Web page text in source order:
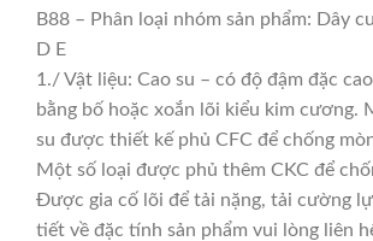
B88 – Phân loại nhóm sản phẩm: Dây
D E
1./ Vật liệu: Cao su – có độ đậm đặc
bằng bố hoặc xoắn lõi kiểu kim cương.
su được thiết kế phủ CFC để chống
Một số loại được phủ thêm CKC để
Được gia cố lõi để tải nặng, tải cường
tiết về đặc tính sản phẩm vui lòng liên